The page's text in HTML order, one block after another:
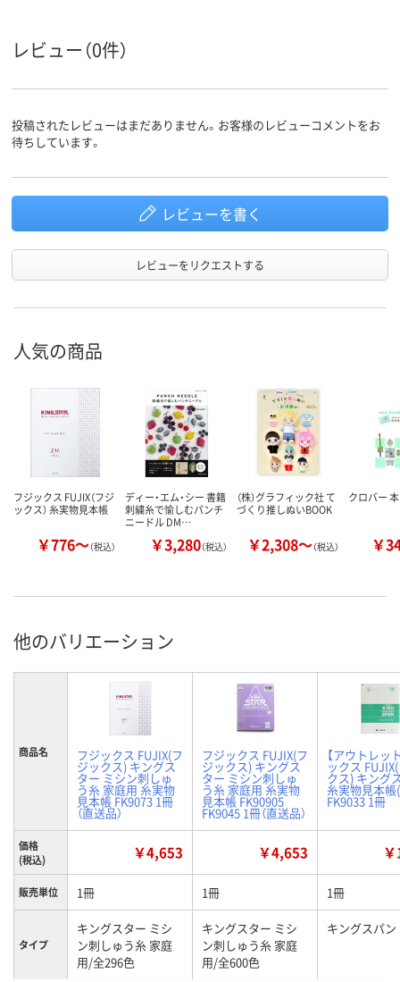
レビュー（0件）
投稿されたレビューはまだありません。お客様のレビューコメントをお
待ちしています。
レビューを書く
レビューをリクエストする
人気の商品
フジックス FUJIX（フジ
ックス） 糸実物見本帳
￥776～（税込）
ディー・エム・シー 書籍
刺繍糸で愉しむパンチ
ニードル DM…
￥3,280（税込）
（株）グラフィック社 て
づくり推しぬいBOOK
￥2,308～（税込）
クロバー
￥
他のバリエーション
商品名 フジックス FUJIX(フ
ジックス) キングス
ター ミシン刺しゅ
う糸 家庭用 糸実物
見本帳 FK9073 1冊
（直送品）
フジックス FUJIX(フ
ジックス) キングス
ター ミシン刺しゅ
う糸 家庭用 糸実物
見本帳 FK90905
FK9045 1冊（直送品）
【アウトレッ
ックス
クス) キング
糸実物見本帳
FK9033 1冊
価格
(税込)
￥4,653 ￥4,653
販売単位 1冊 1冊 1冊
タイプ
キングスター ミシ
ン刺しゅう糸 家庭
用/全296色
キングスター ミシ
ン刺しゅう糸 家庭
用/全600色
キングスパン